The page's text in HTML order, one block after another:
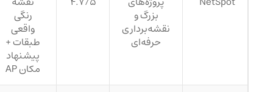
بزرگ و
نقشه‌برداری
حرفه‌ای
رنگی
واقعی
طبقات +
پیشنهاد
مکان AP